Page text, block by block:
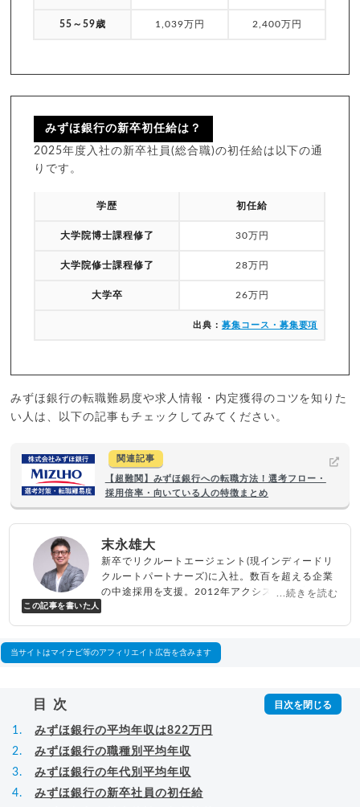
55～59歳 1,039万円 2,400万円
みずほ銀行の新卒初任給は？
2025年度入社の新卒社員(総合職)の初任給は以下の通
りです。
学歴 初任給
大学院博士課程修了 30万円
大学院修士課程修了 28万円
大学卒 26万円
出典： 募集コース・募集要項
みずほ銀行の転職難易度や求人情報・内定獲得のコツを知りた
い人は、以下の記事もチェックしてみてください。
関連記事
【超難関】みずほ銀行への転職方法！選考フロー・
採用倍率・向いている人の特徴まとめ
この記事を書いた人
末永雄大
新卒でリクルートエージェント(現インディードリ
クルートパートナーズ)に入社。数百を超える企業
の中途採用を支援。2012年アクシス(株)設立、代
べらない転職エージェント
...続きを読む
当サイトはマイナビ等のアフィリエイト広告を含みます
目次
みずほ銀行の平均年収は822万円
みずほ銀行の職種別平均年収
みずほ銀行の年代別平均年収
みずほ銀行の新卒社員の初任給